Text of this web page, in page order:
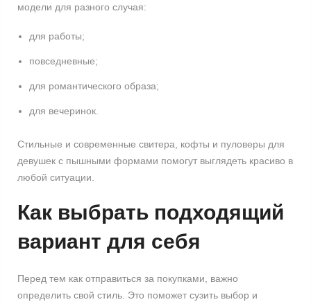
модели для разного случая:
для работы;
повседневные;
для романтического образа;
для вечеринок.
Стильные и современные свитера, кофты и пуловеры для
девушек с пышными формами помогут выглядеть красиво в
любой ситуации.
Как выбрать подходящий
вариант для себя
Перед тем как отправиться за покупками, важно
определить свой стиль. Это поможет сузить выбор и